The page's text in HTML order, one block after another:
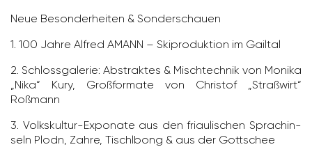
Neue Beson­der­heiten & Sonder­schauen
1. 100 Jahre Alfred AMANN – Skipro­duk­tion im Gailtal
2. Schloss­ga­lerie: Abstraktes & Misch­technik von Monika
„Nika“ Kury, Groß­for­mate von Christof „Straß­wirt“
Roßmann
3. Volks­kultur-Expo­nate aus den friau­li­schen Sprach­in­
seln Plodn, Zahre, Tischlbong & aus der Gott­schee